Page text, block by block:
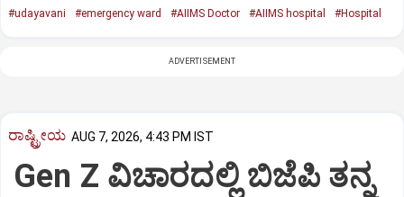
#udayavani #emergency ward #AIIMS Doctor #AIIMS hospital #Hospital
ADVERTISEMENT
ರಾಷ್ಟ್ರೀಯ AUG 7, 2026, 4:43 PM IST
Gen Z ವಿಚಾರದಲ್ಲಿ ಬಿಜೆಪಿ ತನ್ನ